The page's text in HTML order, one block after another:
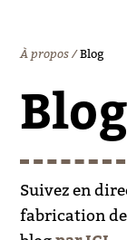
À propos Blog
Blog
Suivez en
fabrication